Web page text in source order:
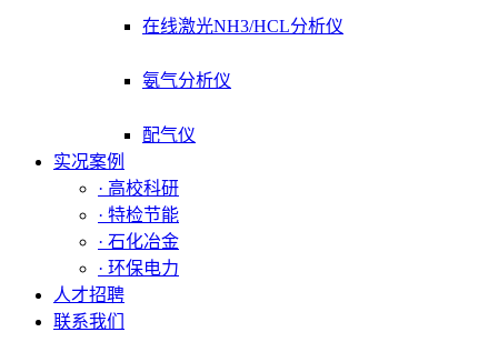
在线激光NH3/HCL分析仪
氨气分析仪
配气仪
实况案例
· 高校科研
· 特检节能
· 石化冶金
· 环保电力
人才招聘
联系我们